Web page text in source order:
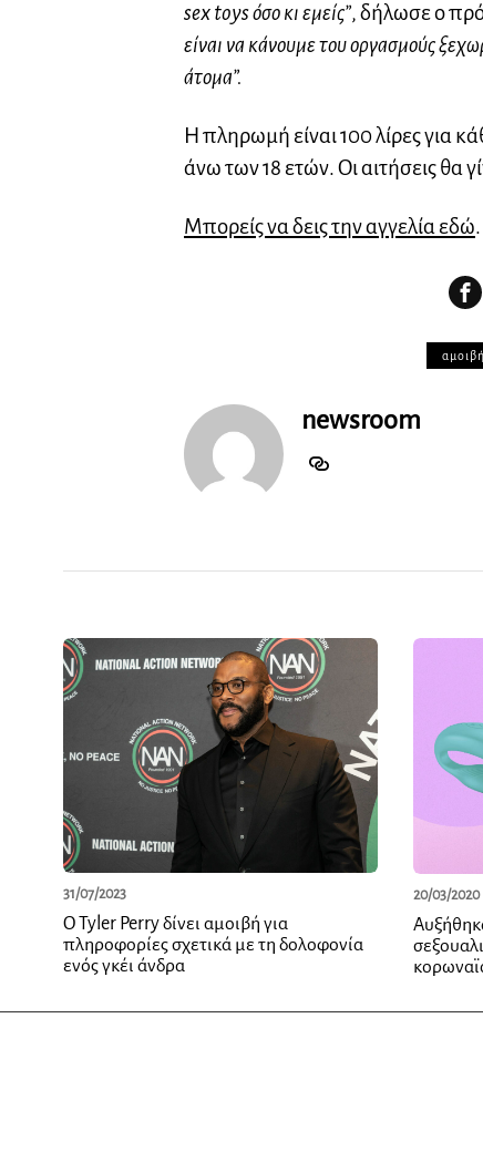
sex toys όσο κι εμείς”, δήλωσε ο
είναι να κάνουμε του οργασμούς
άτομα”.
Η πληρωμή είναι 100 λίρες για
άνω των 18 ετών. Οι αιτήσεις θα
Μπορείς να δεις την αγγελία εδώ.
αμοιβή
newsroom
31/07/2023
Ο Tyler Perry δίνει αμοιβή για
πληροφορίες σχετικά με τη δολοφονία
ενός γκέι άνδρα
20/03/2020